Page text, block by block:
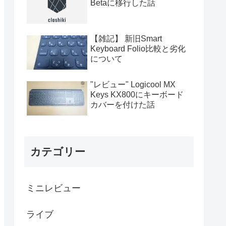
Betaに移行した話
【雑記】 新旧Smart
Keyboard Folio比較と劣化
について
"レビュー" Logicool MX
Keys KX800にキーボード
カバーを付けた話
カテゴリー
ミニレビュー
ライブ